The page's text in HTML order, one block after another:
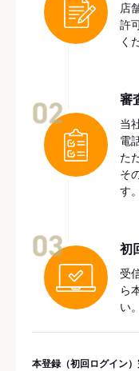
店
許
く
審
当
電
た
そ
す。
初
受
ら
い。
本登録（初回ログイン）